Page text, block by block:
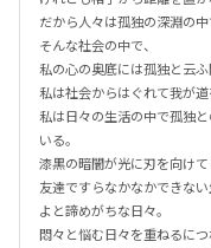
だから人々は孤独の深淵の
そんな社会の中で、
私の心の奥底には孤独と云ふ
私は社会からはぐれて我が道
私は日々の生活の中で孤独
いる。
漆黒の暗闇が光に刃を向けて
友達ですらなかなかできな
よと諦めがちな日々。
悶々と悩む日々を重ねるにつ